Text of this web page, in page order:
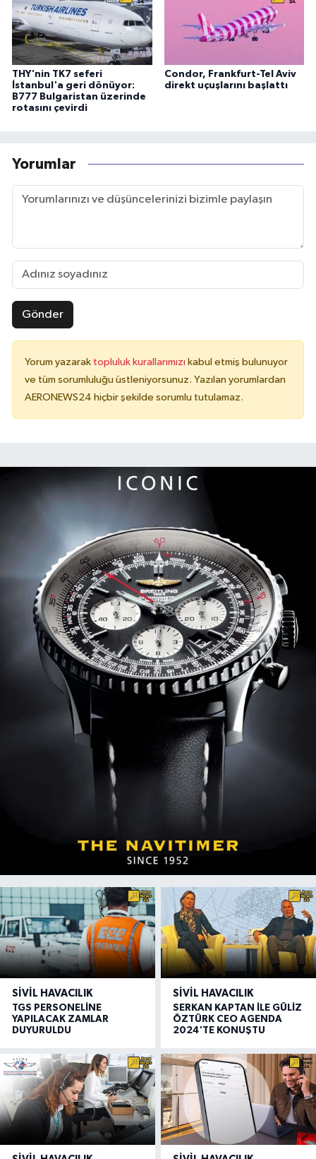
THY'nin TK7 seferi
İstanbul'a geri dönüyor:
B777 Bulgaristan üzerinde
rotasını çevirdi
Condor, Frankfurt-Tel Aviv
direkt uçuşlarını başlattı
Yorumlar
Gönder
Yorum yazarak topluluk kurallarımızı kabul etmiş bulunuyor
ve tüm sorumluluğu üstleniyorsunuz. Yazılan yorumlardan
AERONEWS24 hiçbir şekilde sorumlu tutulamaz.
SIVIL HAVACILIK
TGS PERSONELİNE
YAPILACAK ZAMLAR
DUYURULDU
SIVIL HAVACILIK
SERKAN KAPTAN İLE GÜLİZ
ÖZTÜRK CEO AGENDA
2024'TE KONUŞTU